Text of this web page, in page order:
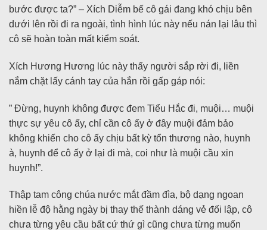
bước được ta?” – Xích Diễm bế cô gái đang khó chịu bên
dưới lên rồi đi ra ngoài, tình hình lúc này nếu nán lại lâu thì
cô sẽ hoàn toàn mất kiểm soát.
Xích Hương Hương lúc này thấy người sắp rời đi, liền
nắm chặt lấy cánh tay của hắn rồi gấp gáp nói:
” Đừng, huynh không được đem Tiểu Hắc đi, muội… muội
thực sự yêu cô ấy, chỉ cần cô ấy ở đây muội đảm bảo
không khiến cho cô ấy chịu bất kỳ tổn thương nào, huynh
à, huynh để cô ấy ở lại đi mà, coi như là muội cầu xin
huynh!”.
Thập tam công chúa nước mắt đầm đìa, bộ dạng ngoan
hiền lễ độ hằng ngày bị thay thế thành dáng vẻ đối lập, cô
chưa từng yêu cầu bất cứ thứ gì cũng chưa từng muốn